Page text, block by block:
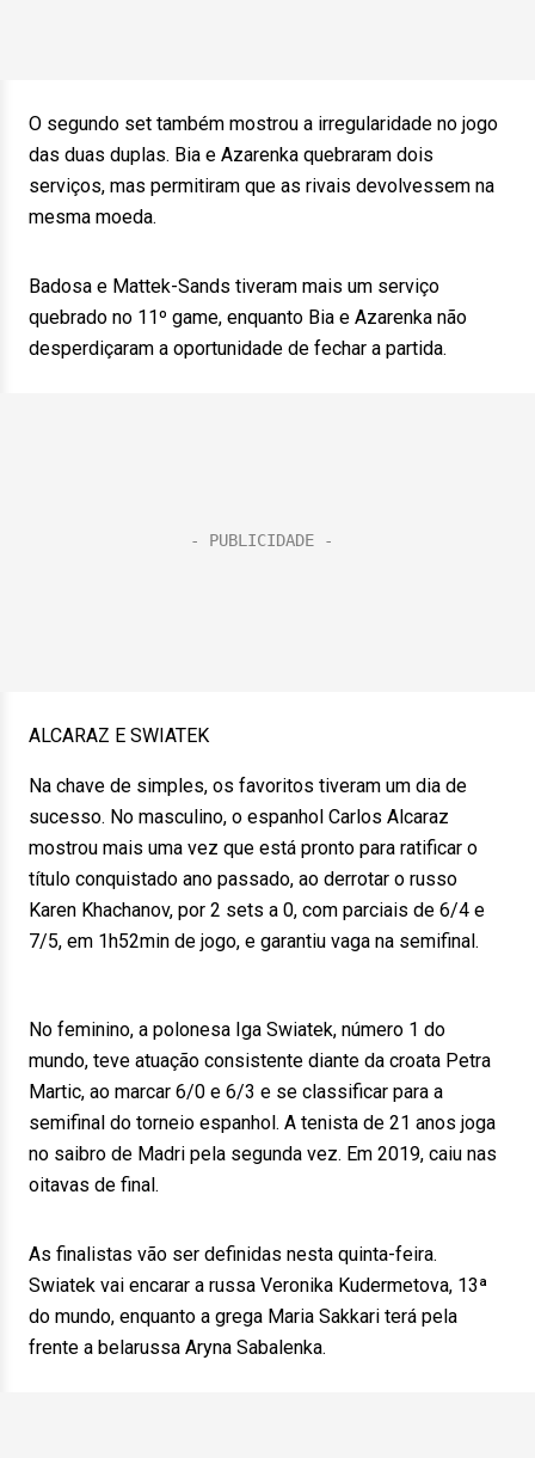
O segundo set também mostrou a irregularidade no jogo
das duas duplas. Bia e Azarenka quebraram dois
serviços, mas permitiram que as rivais devolvessem na
mesma moeda.
Badosa e Mattek-Sands tiveram mais um serviço
quebrado no 11º game, enquanto Bia e Azarenka não
desperdiçaram a oportunidade de fechar a partida.
ALCARAZ E SWIATEK
Na chave de simples, os favoritos tiveram um dia de
sucesso. No masculino, o espanhol Carlos Alcaraz
mostrou mais uma vez que está pronto para ratificar o
título conquistado ano passado, ao derrotar o russo
Karen Khachanov, por 2 sets a 0, com parciais de 6/4 e
7/5, em 1h52min de jogo, e garantiu vaga na semifinal.
No feminino, a polonesa Iga Swiatek, número 1 do
mundo, teve atuação consistente diante da croata Petra
Martic, ao marcar 6/0 e 6/3 e se classificar para a
semifinal do torneio espanhol. A tenista de 21 anos joga
no saibro de Madri pela segunda vez. Em 2019, caiu nas
oitavas de final.
As finalistas vão ser definidas nesta quinta-feira.
Swiatek vai encarar a russa Veronika Kudermetova, 13ª
do mundo, enquanto a grega Maria Sakkari terá pela
frente a belarussa Aryna Sabalenka.